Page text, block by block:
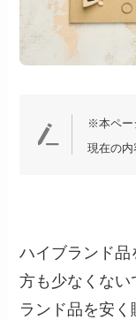
※本ペー
現在の内
ハイブランド品
方も少なくな
ランド品を安